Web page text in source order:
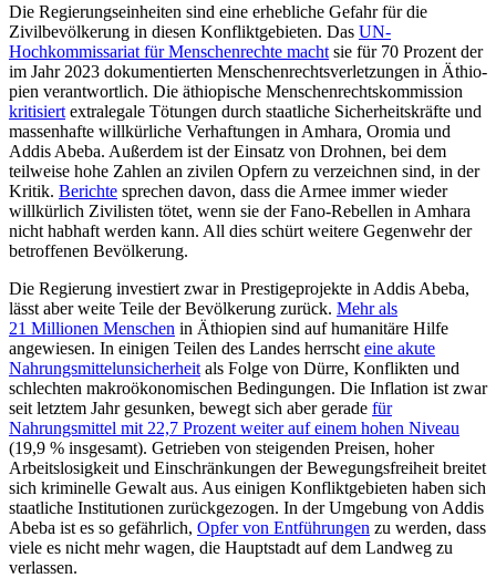
Die Regierungseinheiten sind eine erheb­liche Gefahr für die
Zivilbevölkerung in die­sen Konfliktgebieten. Das UN-
Hochkommis­sariat für Menschenrechte macht sie für 70 Prozent der
im Jahr 2023 dokumentier­ten Menschenrechtsverletzungen in Äthio­
pien verantwortlich. Die äthiopische Men­schenrechtskommission
kritisiert extralegale Tötungen durch staatliche Sicherheitskräfte und
massenhafte willkürliche Verhaftun­gen in Amhara, Oromia und
Addis Abeba. Außerdem ist der Einsatz von Drohnen, bei dem
teilweise hohe Zahlen an zivilen Opfern zu verzeichnen sind, in der
Kritik. Berichte sprechen davon, dass die Armee immer wieder
willkürlich Zivilisten tötet, wenn sie der Fano-Rebellen in Amhara
nicht habhaft werden kann. All dies schürt weitere Gegen­wehr der
betroffenen Bevölkerung.
Die Regierung investiert zwar in Prestige­projekte in Addis Abeba,
lässt aber weite Teile der Bevölkerung zurück. Mehr als
21 Millionen Menschen in Äthiopien sind auf humanitäre Hilfe
angewiesen. In eini­gen Teilen des Landes herrscht eine akute
Nahrungsmittelunsicherheit als Folge von Dürre, Konflik­ten und
schlechten makroökonomischen Bedingungen. Die Inflation ist zwar
seit letztem Jahr gesunken, bewegt sich aber gerade für
Nahrungsmittel mit 22,7 Prozent weiter auf einem hohen Niveau
(19,9 % insgesamt). Getrieben von steigenden Prei­sen, hoher
Arbeitslosigkeit und Einschränkungen der Bewegungs­freiheit breitet
sich kriminelle Gewalt aus. Aus einigen Kon­flikt­gebieten haben sich
staatliche Institu­tionen zurück­gezogen. In der Umgebung von Addis
Abeba ist es so gefährlich, Opfer von Entführungen zu werden, dass
viele es nicht mehr wagen, die Hauptstadt auf dem Landweg zu
verlassen.